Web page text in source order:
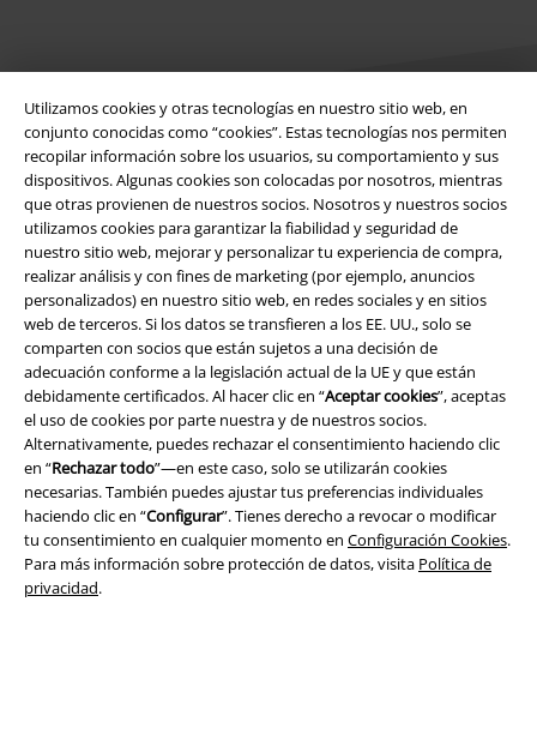
Utilizamos cookies y otras tecnologías en nuestro sitio web, en
conjunto conocidas como “cookies”. Estas tecnologías nos permiten
recopilar información sobre los usuarios, su comportamiento y sus
dispositivos. Algunas cookies son colocadas por nosotros, mientras
que otras provienen de nuestros socios. Nosotros y nuestros socios
utilizamos cookies para garantizar la fiabilidad y seguridad de
nuestro sitio web, mejorar y personalizar tu experiencia de compra,
realizar análisis y con fines de marketing (por ejemplo, anuncios
personalizados) en nuestro sitio web, en redes sociales y en sitios
web de terceros. Si los datos se transfieren a los EE. UU., solo se
comparten con socios que están sujetos a una decisión de
adecuación conforme a la legislación actual de la UE y que están
debidamente certificados. Al hacer clic en “Aceptar cookies”, aceptas
el uso de cookies por parte nuestra y de nuestros socios.
Alternativamente, puedes rechazar el consentimiento haciendo clic
en “Rechazar todo”—en este caso, solo se utilizarán cookies
necesarias. También puedes ajustar tus preferencias individuales
haciendo clic en “Configurar”. Tienes derecho a revocar o modificar
tu consentimiento en cualquier momento en Configuración Cookies.
Para más información sobre protección de datos, visita Política de
privacidad.
Legal
Términos y Condiciones
Aviso Legal
Ley protección de datos
Eliminación de residuos y protección del medioambiente
Declaración de Conformidad
Información sobre accesibilidad
Configuración Cookies